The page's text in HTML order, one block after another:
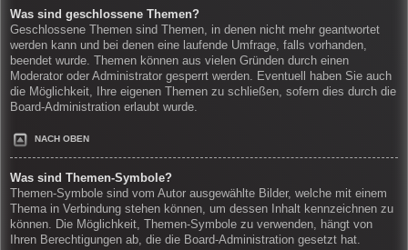
Was sind geschlossene Themen?
Geschlossene Themen sind Themen, in denen nicht mehr geantwortet
werden kann und bei denen eine laufende Umfrage, falls vorhanden,
beendet wurde. Themen können aus vielen Gründen durch einen
Moderator oder Administrator gesperrt werden. Eventuell haben Sie auch
die Möglichkeit, Ihre eigenen Themen zu schließen, sofern dies durch die
Board-Administration erlaubt wurde.
NACH OBEN
Was sind Themen-Symbole?
Themen-Symbole sind vom Autor ausgewählte Bilder, welche mit einem
Thema in Verbindung stehen können, um dessen Inhalt kennzeichnen zu
können. Die Möglichkeit, Themen-Symbole zu verwenden, hängt von
Ihren Berechtigungen ab, die die Board-Administration gesetzt hat.